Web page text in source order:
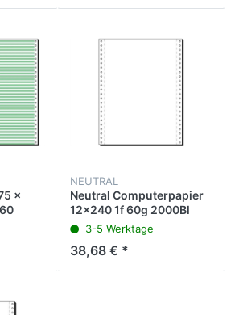
x
NEUTRAL
Neutral Computerpapier
12x240 1f 60g 2000Bl
blanko mit LP
3-5 Werktage
38,68 € *